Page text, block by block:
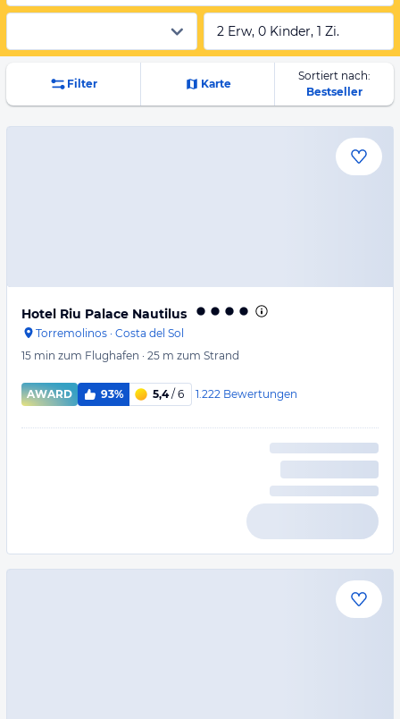
2 Erw, 0 Kinder, 1 Zi.
Filter Karte
Sortiert nach:
Bestseller
Hotel Riu Palace Nautilus
Torremolinos · Costa del Sol
15 min zum Flughafen · 25 m zum Strand
AWARD 93% 5,4/ 6 1.222 Bewertungen